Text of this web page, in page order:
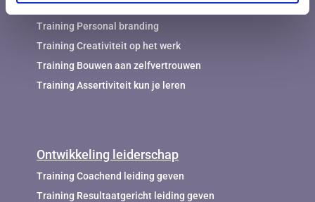
Training Inlevingsvermogen
Training Personal branding
Training Creativiteit op het werk
Training Bouwen aan zelfvertrouwen
Training Assertiviteit kun je leren
Ontwikkeling leiderschap
Training Coachend leiding geven
Training Resultaatgericht leiding geven